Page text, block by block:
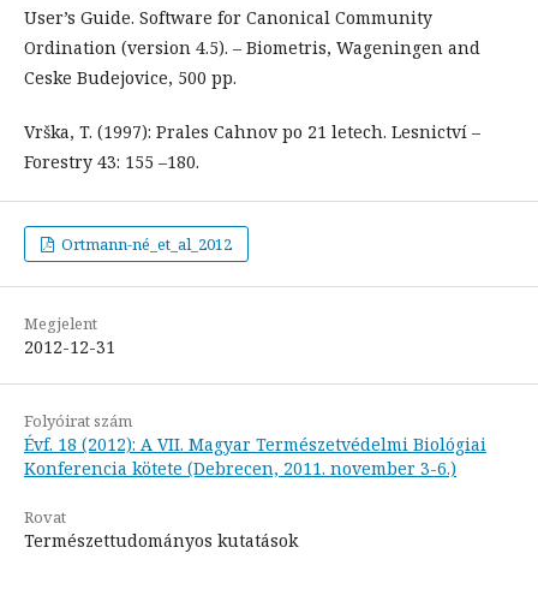
User’s Guide. Software for Canonical Community
Ordination (version 4.5). – Biometris, Wageningen and
Ceske Budejovice, 500 pp.
Vrška, T. (1997): Prales Cahnov po 21 letech. Lesnictví –
Forestry 43: 155 –180.
Ortmann-né_et_al_2012
Megjelent
2012-12-31
Folyóirat szám
Évf. 18 (2012): A VII. Magyar Természetvédelmi Biológiai
Konferencia kötete (Debrecen, 2011. november 3-6.)
Rovat
Természettudományos kutatások